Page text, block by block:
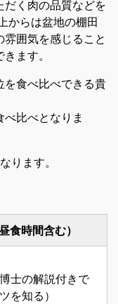
く肉の品質などを
からは盆地の棚田
囲気を感じること
ます。
食べ比べできる貴
べ比べとなりま
ります。
時間含む）
士の解説付きで
を知る）